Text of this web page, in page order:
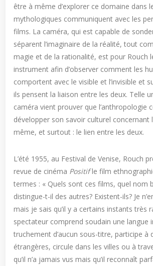
être à même d’explorer ce domaine dans
mythologiques communiquent avec les
films. La caméra, qui est capable de
séparent l’imaginaire de la réalité, tout
magie et de la rationalité, est pour Rouch
instrument afin d’observer comment les
comportent avec le visible et l’invisible et
ils pensent la liaison entre les deux. Telle
caméra vient prouver que l’anthropologie
développer son savoir culturel concernant
même, et surtout : le lien entre les deux.
L’été 1955, au Festival de Venise, Rouch
revue de cinéma Positifle film
termes : « Quels sont ces films, quel nom
distingue-t-il des autres? Existent-ils? Je
mais je sais qu’il y a certains instants très
spectateur comprend soudain une langue
truchement d’aucun sous-titre, participe à
étrangères, circule dans les villes ou à
qu’il n’a jamais vus mais qu’il reconnaît